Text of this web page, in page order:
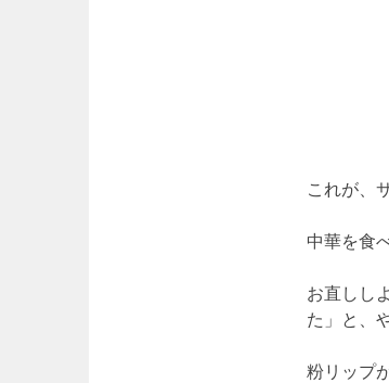
これが、
中華を食
お直しし
た」と、
粉リップ